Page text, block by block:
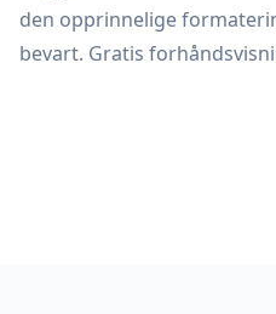
den opprinnelige
bevart. Gratis